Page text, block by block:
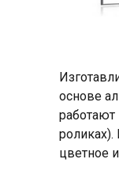
основе
работают
цветное